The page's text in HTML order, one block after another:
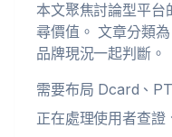
本文聚焦討論型平台
尋價值。 文章分類
品牌現況一起判斷。
需要布局 Dcard、
正在處理使用者查證